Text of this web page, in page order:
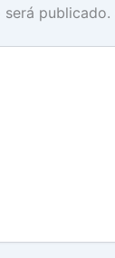
será publicado.